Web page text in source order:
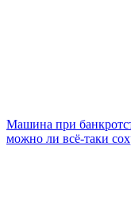
Машина при
можно ли всё-таки